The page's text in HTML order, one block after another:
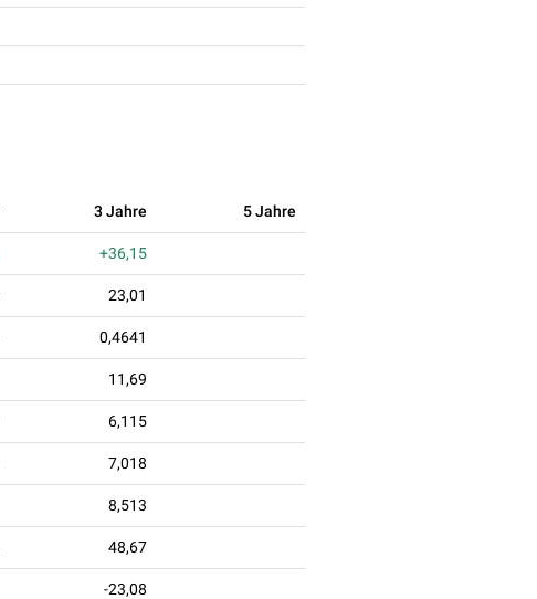
3 Jahre 5 Jahre
+36,15
23,01
0,4641
11,69
6,115
7,018
8,513
48,67
-23,08